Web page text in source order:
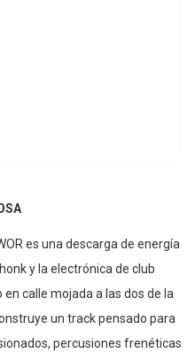
es una descarga de energía
y la electrónica de club
calle mojada a las dos de la
un track pensado para
percusiones frenéticas